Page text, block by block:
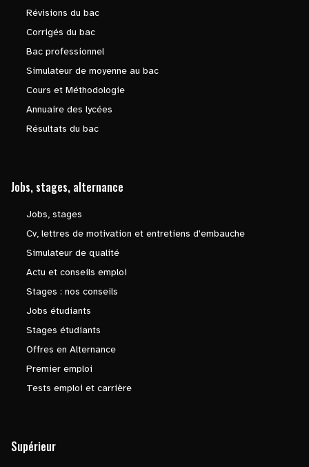
Révisions du bac
Corrigés du bac
Bac professionnel
Simulateur de moyenne au bac
Cours et Méthodologie
Annuaire des lycées
Résultats du bac
Jobs, stages, alternance
Jobs, stages
Cv, lettres de motivation et entretiens d'embauche
Simulateur de qualité
Actu et conseils emploi
Stages : nos conseils
Jobs étudiants
Stages étudiants
Offres en Alternance
Premier emploi
Tests emploi et carrière
Supérieur